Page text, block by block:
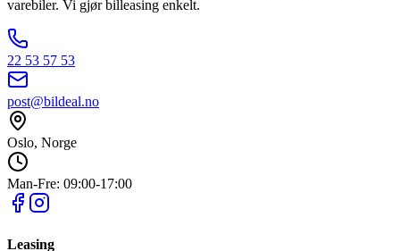
varebiler. Vi gjør billeasing enkelt.
22 53 57 53
post@bildeal.no
Oslo, Norge
Man-Fre: 09:00-17:00
Leasing